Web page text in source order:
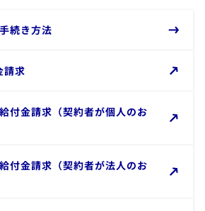
続き方法
請求
付金請求（契約者が個人のお
付金請求（契約者が法人のお